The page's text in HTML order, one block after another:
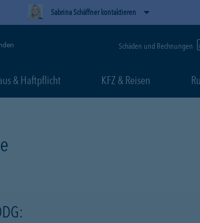
Sabrina Schäffner kontaktieren
Schäden und Rechnungen
& Haftpflicht KFZ & Reisen